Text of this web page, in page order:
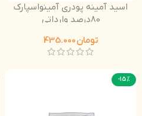
اسید آمینه پودری آمینواسپارک
80درصد وارداتی
تومان
-15%